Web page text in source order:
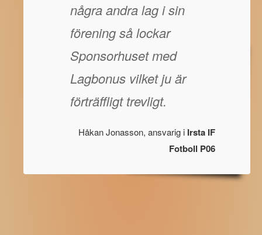
några andra lag i sin
förening så lockar
Sponsorhuset med
Lagbonus vilket ju är
förträffligt trevligt.
Håkan Jonasson, ansvarig i Irsta IF
Fotboll P06